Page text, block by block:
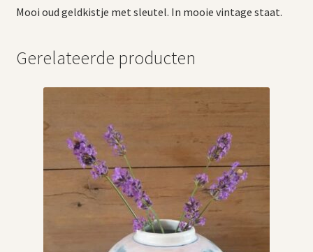
Mooi oud geldkistje met sleutel. In mooie vintage staat.
Gerelateerde producten